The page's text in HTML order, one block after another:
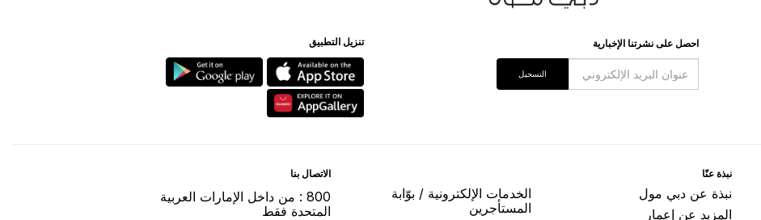
اﺣﺼﻞ ﻋﻠﻰ ﻧﺸﺮﺗﻨﺎ اﻹﺧﺒﺎﺭﻳﺔ
اﻟﺘﺴﺠﻴﻞ
ﺗﻨﺰﻳﻞ اﻟﺘﻄﺒﻴﻖ
ﻧﺒﺬﺓ ﻋﻨّﺎ
ﻧﺒﺬﺓ ﻋﻦ ﺩﺑﻲ ﻣﻮﻝ
المزيد عن إعمار
اﻟﺨﺪﻣﺎﺕ اﻹﻟﻜﺘﺮﻭﻧﻴﺔ / ﺑﻮّاﺑﺔ
اﻟﻤﺴﺘﺄﺟﺮﻳﻦ
اﻻﺗﺼﺎﻝ ﺑﻨﺎ
800 : ﻣﻦ ﺩاﺧﻞ اﻹﻣﺎﺭاﺕ اﻟﻌﺮﺑﻴﺔ
اﻟﻤﺘﺤﺪﺓ ﻓﻘﻂ